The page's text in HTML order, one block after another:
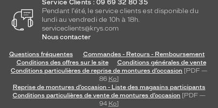
Service Clients : 09 69 32 80 35
Pendant l'été, le service clients est disponible du
lundi au vendredi de 10h à 18h.
serviceclients@krys.com
Nous contacter
Questions fréquentes
Commandes - Retours - Remboursement
Conditions des offres sur le site
Conditions générales de vente
Conditions particulières de reprise de montures d’occasion [PDF —
86 Ko]
Reprise de montures d’occasion - Liste des magasins participants
Conditions particulières de vente de montures d’occasion [PDF —
94 Ko]